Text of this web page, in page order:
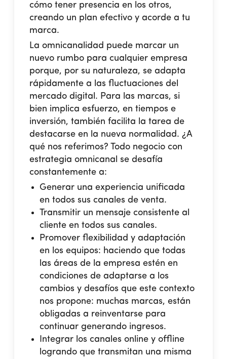
cómo tener presencia en los otros,
creando un plan efectivo y acorde a tu
marca.
La omnicanalidad puede marcar un
nuevo rumbo para cualquier empresa
porque, por su naturaleza, se adapta
rápidamente a las fluctuaciones del
mercado digital. Para las marcas, si
bien implica esfuerzo, en tiempos e
inversión, también facilita la tarea de
destacarse en la nueva normalidad. ¿A
qué nos referimos? Todo negocio con
estrategia omnicanal se desafía
constantemente a:
Generar una experiencia unificada
en todos sus canales de venta.
Transmitir un mensaje consistente al
cliente en todos sus canales.
Promover flexibilidad y adaptación
en los equipos: haciendo que todas
las áreas de la empresa estén en
condiciones de adaptarse a los
cambios y desafíos que este contexto
nos propone: muchas marcas, están
obligadas a reinventarse para
continuar generando ingresos.
Integrar los canales online y offline
logrando que transmitan una misma